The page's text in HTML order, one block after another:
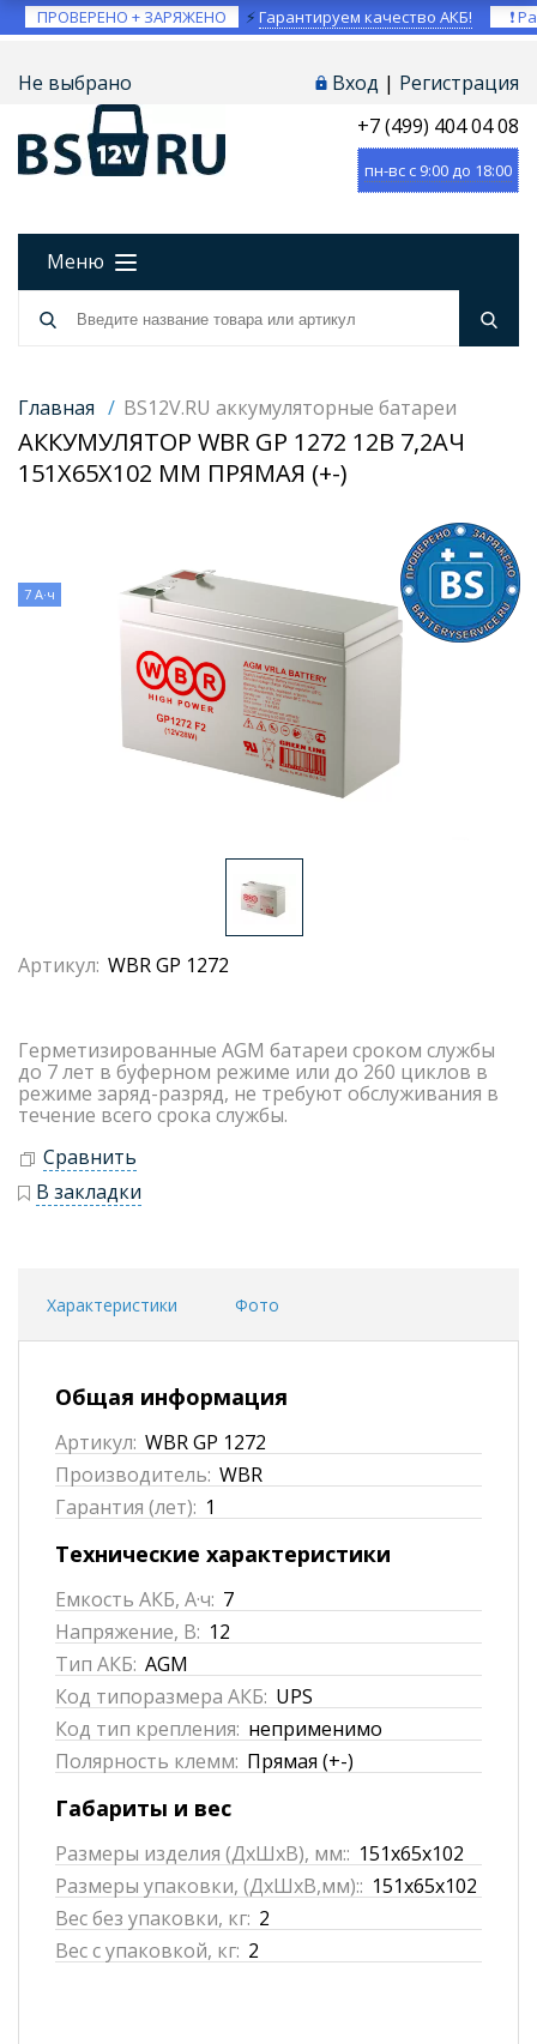
ПРОВЕРЕНО + ЗАРЯЖЕНО ⚡Гарантируем качество АКБ! ❗
Не выбрано Вход | Регистрация
+7 (499) 404 04 08
пн-вс с 9:00 до 18:00
Меню
Главная / BS12V.RU аккумуляторные батареи
АККУМУЛЯТОР WBR GP 1272 12В 7,2АЧ
151X65X102 ММ ПРЯМАЯ (+-)
7 А·ч
Артикул: WBR GP 1272
Герметизированные AGM батареи сроком службы
до 7 лет в буферном режиме или до 260 циклов в
режиме заряд-разряд, не требуют обслуживания в
течение всего срока службы.
Сравнить
В закладки
Характеристики Фото
Общая информация
Артикул: WBR GP 1272
Производитель: WBR
Гарантия (лет): 1
Технические характеристики
Емкость АКБ, А·ч: 7
Напряжение, В: 12
Тип АКБ: AGM
Код типоразмера АКБ: UPS
Код тип крепления: неприменимо
Полярность клемм: Прямая (+-)
Габариты и вес
Размеры изделия (ДхШхВ), мм:: 151x65x102
Размеры упаковки, (ДхШхВ,мм):: 151x65x102
Вес без упаковки, кг: 2
Вес с упаковкой, кг: 2